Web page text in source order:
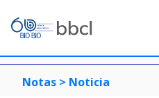
Notas > Noticia